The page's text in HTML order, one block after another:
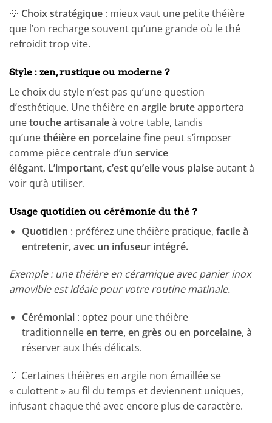
💡 Choix stratégique : mieux vaut une petite théière
que l’on recharge souvent qu’une grande où le thé
refroidit trop vite.
Style : zen, rustique ou moderne ?
Le choix du style n’est pas qu’une question
d’esthétique. Une théière en argile bruteapportera
unetouche artisanaleà votre table, tandis
qu’unethéière en porcelaine fine peut s’imposer
comme pièce centrale d’un service
élégant. L’important, c’est qu’elle vous plaiseautant à
voir qu’à utiliser.
Usage quotidien ou cérémonie du thé ?
Quotidien : préférez une théière pratique, facile à
entretenir, avec un infuseur intégré.
Exemple : une théière en céramique avec panier inox
amovible est idéale pour votre routine matinale.
Cérémonial: optez pour une théière
traditionnelleen terre, en grès ou en porcelaine, à
réserver aux thés délicats.
💡 Certaines théières en argile non émaillée se
« culottent » au fil du temps et deviennent uniques,
infusant chaque thé avec encore plus de caractère.